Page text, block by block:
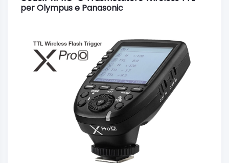
per Olympus e Panasonic